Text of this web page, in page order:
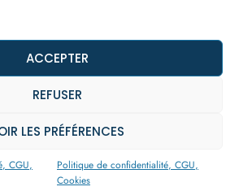
ACCEPTER
REFUSER
LES PRÉFÉRENCES
CGU,
Politique de confidentialité, CGU,
Cookies
© 2026 HILO Collection